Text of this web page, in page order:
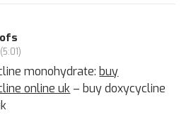
monohydrate:buy
online uk – buy doxycycline